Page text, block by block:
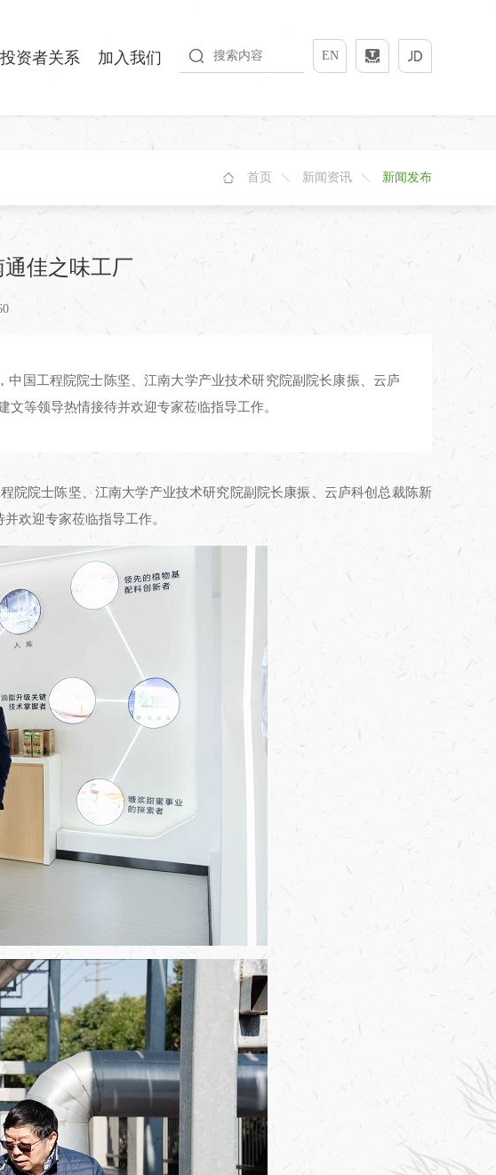
EN
投资者关系 加入我们
首页 新闻资讯 新闻发布
佳之味工厂
国工程院院士陈坚、江南大学产业技术研究院副院长康振、云庐
等领导热情接待并欢迎专家莅临指导工作。
院院士陈坚、江南大学产业技术研究院副院长康振、云庐科创总裁陈新
欢迎专家莅临指导工作。